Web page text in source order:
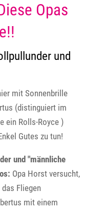
Opas
und
mit Sonnenbrille
(distinguiert im
ein Rolls-Royce )
Gutes zu tun!
und "männliche
Opa Horst versucht,
Fliegen
mit einem